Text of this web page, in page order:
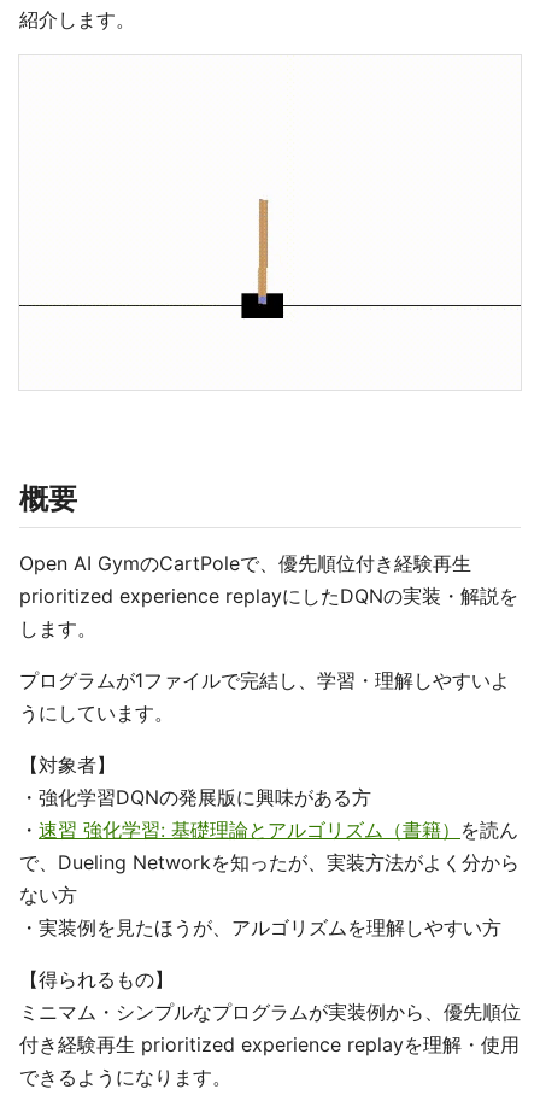
紹介します。
概要
Open AI GymのCartPoleで、優先順位付き経験再生
prioritized experience replayにしたDQNの実装・解説を
します。
プログラムが1ファイルで完結し、学習・理解しやすいよ
うにしています。
【対象者】
・強化学習DQNの発展版に興味がある方
・ 速習 強化学習: 基礎理論とアルゴリズム（書籍） を読ん
で、Dueling Networkを知ったが、実装方法がよく分から
ない方
・実装例を見たほうが、アルゴリズムを理解しやすい方
【得られるもの】
ミニマム・シンプルなプログラムが実装例から、優先順位
付き経験再生 prioritized experience replayを理解・使用
できるようになります。